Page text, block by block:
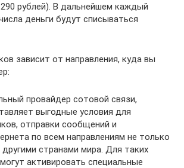
рублей). В дальнейшем каждый
деньги будут списываться
зависит от направления, куда вы
провайдер сотовой связи,
выгодные условия для
отправки сообщений и
по всем направлениям не только
странами мира. Для таких
активировать специальные